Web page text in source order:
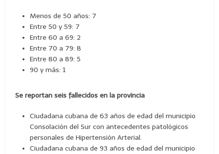
Menos de 50 años: 7
Entre 50 y 59: 7
Entre 60 a 69: 2
Entre 70 a 79: 8
Entre 80 a 89: 5
90 y más: 1
Se reportan seis fallecidos en la provincia
Ciudadana cubana de 63 años de edad del municipio
Consolación del Sur con antecedentes patológicos
personales de Hipertensión Arterial.
Ciudadana cubana de 93 años de edad del municipio